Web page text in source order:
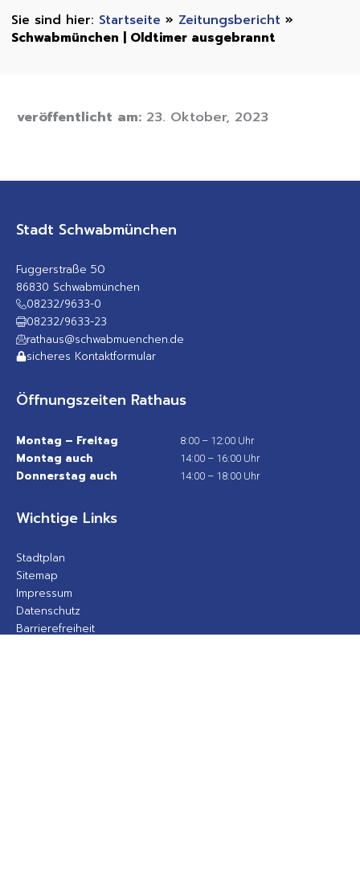
Startseite » Zeitungsbericht »
Schwabmünchen | Oldtimer ausgebrannt
veröffentlicht am:23. Oktober, 2023
Stadt Schwabmünchen
Fuggerstraße 50
86830 Schwabmünchen
08232/9633-0
08232/9633-23
rathaus@schwabmuenchen.de
sicheres Kontaktformular
Öffnungszeiten Rathaus
Montag – Freitag 8:00 – 12:00 Uhr
Montag auch 14:00 – 16:00 Uhr
Donnerstag auch 14:00 – 18:00 Uhr
Wichtige Links
Stadtplan
Sitemap
Impressum
Datenschutz
Barrierefreiheit